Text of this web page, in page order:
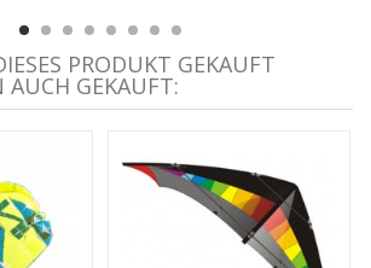
PRODUKT GEKAUFT
AUCH GEKAUFT: